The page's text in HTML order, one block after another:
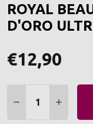
ROYAL
D'ORO
€12,90
DIMINUIRE